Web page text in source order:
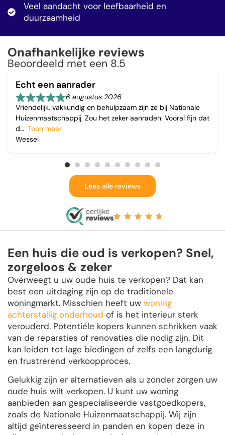
Veel aandacht voor leefbaarheid en
duurzaamheid
Onafhankelijke reviews
Beoordeeld met een 8.5
Echt een aanrader
6 augustus 2026
Vriendelijk, vakkundig en behulpzaam zijn ze bij Nationale
Huizenmaatschappij. Zou het zeker aanraden. Vooral fijn dat
d
Toon meer
Wessel
Lees alle reviews
Een huis die oud is verkopen? Snel,
zorgeloos & zeker
Overweegt u uw oude huis te verkopen? Dat kan
best een uitdaging zijn op de traditionele
woningmarkt. Misschien heeft uw woning
achterstallig onderhoud of is het interieur sterk
verouderd. Potentiële kopers kunnen schrikken vaak
van de reparaties of renovaties die nodig zijn. Dit
kan leiden tot lage biedingen of zelfs een langdurig
en frustrerend verkoopproces.
Gelukkig zijn er alternatieven als u zonder zorgen uw
oude huis wilt verkopen. U kunt uw woning
aanbieden aan gespecialiseerde vastgoedkopers,
zoals de Nationale Huizenmaatschappij. Wij zijn
altijd geïnteresseerd in panden en kopen deze in